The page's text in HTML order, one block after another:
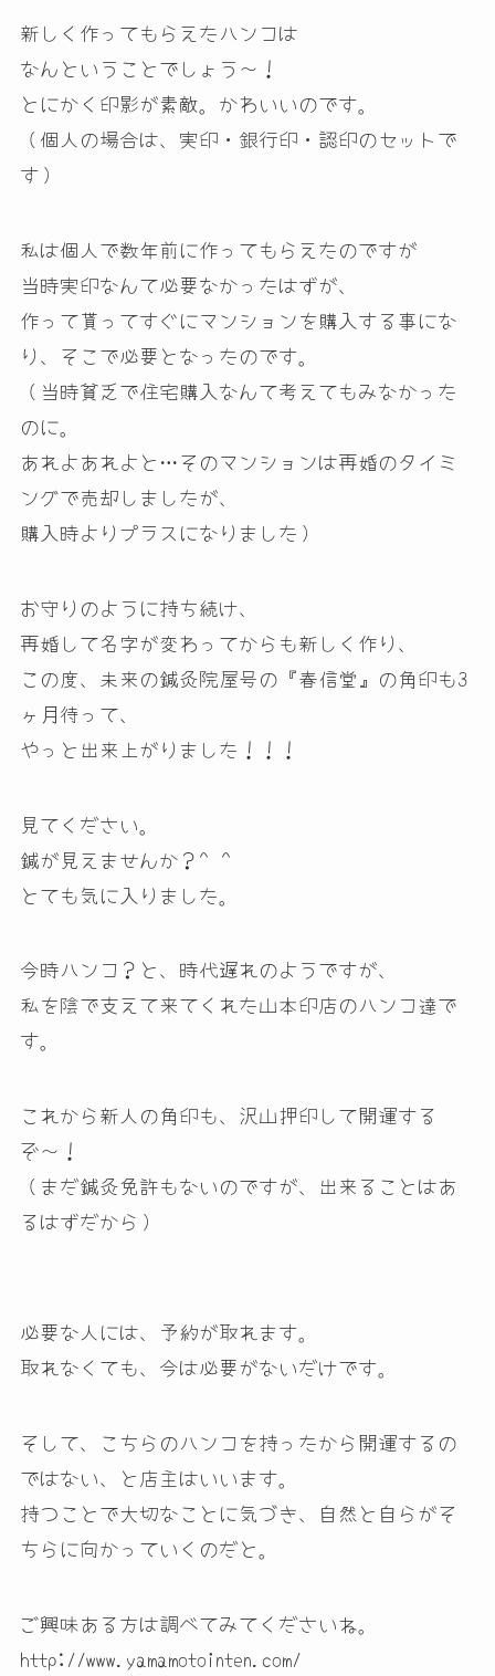
新しく作ってもらえたハンコは
なんということでしょう〜！
とにかく印影が素敵。かわいいのです。
（個人の場合は、実印・銀行印・認印のセットで
す）
私は個人で数年前に作ってもらえたのですが
当時実印なんて必要なかったはずが、
作って貰ってすぐにマンションを購入する事にな
り、そこで必要となったのです。
（当時貧乏で住宅購入なんて考えてもみなかった
のに。
あれよあれよと…そのマンションは再婚のタイミ
ングで売却しましたが、
購入時よりプラスになりました）
お守りのように持ち続け、
再婚して名字が変わってからも新しく作り、
この度、未来の鍼灸院屋号の『春信堂』の角印も3
ヶ月待って、
やっと出来上がりました！！！
見てください。
鍼が見えませんか？^ ^
とても気に入りました。
今時ハンコ？と、時代遅れのようですが、
私を陰で支えて来てくれた山本印店のハンコ達で
す。
これから新人の角印も、沢山押印して開運する
ぞ〜！
（まだ鍼灸免許もないのですが、出来ることはあ
るはずだから）
必要な人には、予約が取れます。
取れなくても、今は必要がないだけです。
そして、こちらのハンコを持ったから開運するの
ではない、と店主はいいます。
持つことで大切なことに気づき、自然と自らがそ
ちらに向かっていくのだと。
ご興味ある方は調べてみてくださいね。
http://www.yamamotointen.com/